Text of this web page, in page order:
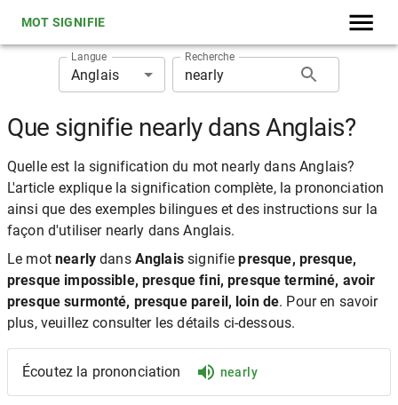
MOT SIGNIFIE
Langue
Anglais
Recherche
Que signifie nearly dans Anglais?
Quelle est la signification du mot nearly dans Anglais?
L'article explique la signification complète, la prononciation
ainsi que des exemples bilingues et des instructions sur la
façon d'utiliser nearly dans Anglais.
Le motnearlydans Anglaissignifiepresque, presque,
presque impossible, presque fini, presque terminé, avoir
presque surmonté, presque pareil, loin de. Pour en savoir
plus, veuillez consulter les détails ci-dessous.
Écoutez la prononciation nearly